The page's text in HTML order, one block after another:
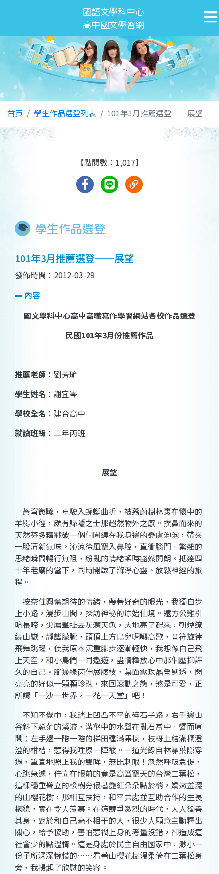
國語文學科中心
高中國文學習網
首頁 學生作品選登列表 101年3月推薦選登──展望
學生作品選登
【點閱數：1,017】
101年3月推薦選登──展望
發佈時間：2012-03-29
內容
國文學科中心高中高職寫作學習網站各校作品選登
民國101年3月份推薦作品
推薦老師： 劉芳瑜
學生姓名 ： 謝宜岑
學校全名 ： 建台高中
就讀班級 ：二年丙班
展望
蒼穹微曦，車駛入蜿蜒曲折，被蓊蔚樹林裹在懷中的
羊腸小徑，頗有歸隱之士那超然物外之感。撲鼻而來的
天然芬多精戳破一個個圍繞在我身邊的憂慮泡泡，帶來
一股清新氣味。沁涼徐風竄入鼻腔，直衝腦門，繁雜的
思緒瞬間暢行無阻，紛亂的情緒頓時豁然開朗。抵達四
十年老廟的當下，同時開啟了滌淨心靈、放鬆神經的旅
程。
按奈住興奮期待的情緒，帶著好奇的眼光，我獨自步
上小路，漫步山間，探訪神秘的原始仙境。遠方公雞引
吭長啼，尖厲聲扯去灰濛天色，大地亮了起來，朝煙繚
繞山嶽，靜謐朦朧，頭頂上方鳥兒啁囀高歌，音符旋律
飛舞跳躍，使我原本沉重腳步逐漸輕快，我想像自己飛
上天空，和小鳥們一同遨遊，盡情釋放心中那個壓抑許
久的自己。腳邊綠茵伸展腰枝，葉面露珠晶瑩剔透，閃
亮亮的好似一顆顆珍珠，來回滾動之態，煞是可愛，正
所謂「一沙一世界，一花一天堂」吧！
不知不覺中，我踏上凹凸不平的碎石子路，右手邊山
谷斜下淼茫的溪流，溝壑中的水聲在亂石當中，響而喧
鬧；左手邊一階一階的梯田種滿果樹，枝枒上結滿橘澄
澄的柑桔，惹得我唾腺一陣酸。一道光線自林霏葉隙穿
過，筆直地照上我的雙眸，無比刺眼！忽然呼吸急促，
心跳急遽，佇立在眼前的竟是高聳竄天的台灣二葉松，
這棵穩重聳立的松樹旁偎著艷紅朵朵點於梢，嬌嫩羞澀
的山櫻花樹，那相互扶持，和平共處並互助合作的生長
樣貌，實在令人羨慕。在這競爭激烈的時代，人人獨善
其身，對於和自己毫不相干的人，很少人願意主動釋出
關心，給予協助，害怕惹禍上身的考量沒錯，卻造成這
社會少的點溫情。這是身處於民主自由國家中，渺小一
份子所深深惋惜的……看著山櫻花樹溫柔倚在二葉松身
旁，我揚起了欣慰的笑容。